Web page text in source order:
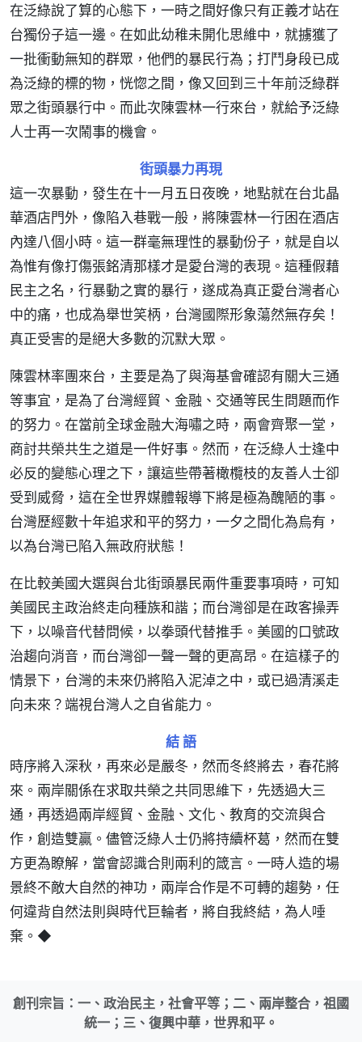
在泛綠說了算的心態下，一時之間好像只有正義才站在
台獨份子這一邊。在如此幼稚未開化思維中，就擄獲了
一批衝動無知的群眾，他們的暴民行為；打鬥身段已成
為泛綠的標的物，恍惚之間，像又回到三十年前泛綠群
眾之街頭暴行中。而此次陳雲林一行來台，就給予泛綠
人士再一次鬧事的機會。
街頭暴力再現
這一次暴動，發生在十一月五日夜晚，地點就在台北晶
華酒店門外，像陷入巷戰一般，將陳雲林一行困在酒店
內達八個小時。這一群毫無理性的暴動份子，就是自以
為惟有像打傷張銘清那樣才是愛台灣的表現。這種假藉
民主之名，行暴動之實的暴行，遂成為真正愛台灣者心
中的痛，也成為舉世笑柄，台灣國際形象蕩然無存矣！
真正受害的是絕大多數的沉默大眾。
陳雲林率團來台，主要是為了與海基會確認有關大三通
等事宜，是為了台灣經貿、金融、交通等民生問題而作
的努力。在當前全球金融大海嘯之時，兩會齊聚一堂，
商討共榮共生之道是一件好事。然而，在泛綠人士逢中
必反的變態心理之下，讓這些帶著橄欖枝的友善人士卻
受到威脅，這在全世界媒體報導下將是極為醜陋的事。
台灣歷經數十年追求和平的努力，一夕之間化為烏有，
以為台灣已陷入無政府狀態！
在比較美國大選與台北街頭暴民兩件重要事項時，可知
美國民主政治終走向種族和諧；而台灣卻是在政客操弄
下，以噪音代替問候，以拳頭代替推手。美國的口號政
治趨向消音，而台灣卻一聲一聲的更高昂。在這樣子的
情景下，台灣的未來仍將陷入泥淖之中，或已過清溪走
向未來？端視台灣人之自省能力。
結 語
時序將入深秋，再來必是嚴冬，然而冬終將去，春花將
來。兩岸關係在求取共榮之共同思維下，先透過大三
通，再透過兩岸經貿、金融、文化、教育的交流與合
作，創造雙贏。儘管泛綠人士仍將持續杯葛，然而在雙
方更為瞭解，當會認識合則兩利的箴言。一時人造的場
景終不敵大自然的神功，兩岸合作是不可轉的趨勢，任
何違背自然法則與時代巨輪者，將自我終結，為人唾
棄。◆
創刊宗旨：一、政治民主，社會平等；二、兩岸整合，祖國
統一；三、復興中華，世界和平。